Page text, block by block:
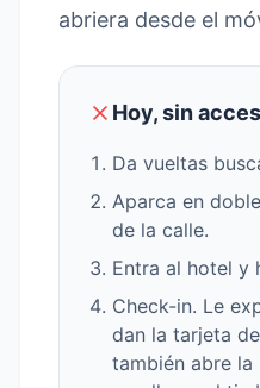
abriera desde el
Hoy, sin
Da vueltas
Aparca en
de la calle.
Entra al hotel y
Check-in. Le
dan la tarjeta
también abre la